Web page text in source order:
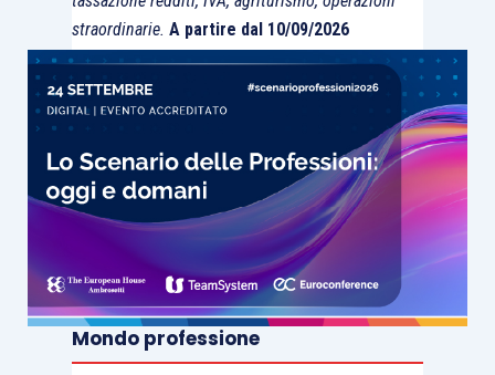
straordinarie. A partire dal 10/09/2026
Mondo professione